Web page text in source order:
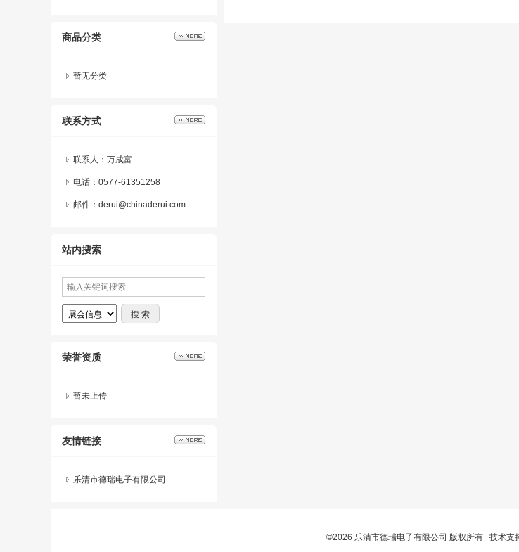
商品分类
暂无分类
联系方式
联系人：万成富
电话：0577-61351258
邮件：derui@chinaderui.com
站内搜索
荣誉资质
暂未上传
友情链接
乐清市德瑞电子有限公司
©2026 乐清市德瑞电子有限公司 版权所有 技术支